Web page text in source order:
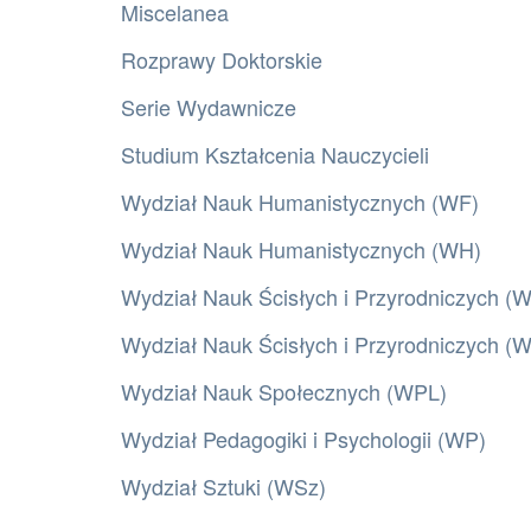
Miscelanea
Rozprawy Doktorskie
Serie Wydawnicze
Studium Kształcenia Nauczycieli
Wydział Nauk Humanistycznych (WF)
Wydział Nauk Humanistycznych (WH)
Wydział Nauk Ścisłych i Przyrodniczych
Wydział Nauk Ścisłych i Przyrodniczych
Wydział Nauk Społecznych (WPL)
Wydział Pedagogiki i Psychologii (WP)
Wydział Sztuki (WSz)